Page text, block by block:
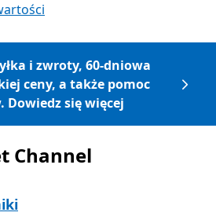
i zwroty, 60-dniowa
ceny, a także pomoc
Dowiedz się więcej
Channel